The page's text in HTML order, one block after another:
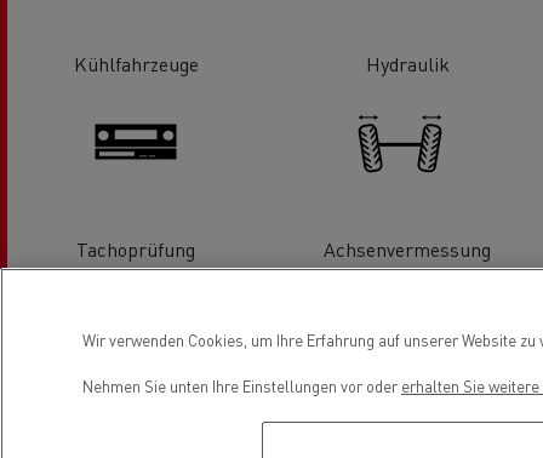
Kühlfahrzeuge Hydraulik
Tachoprüfung Achsenvermessung
Wir verwenden Cookies, um Ihre Erfahrung auf unserer Website
Nehmen Sie unten Ihre Einstellungen vor oder erhalten Sie